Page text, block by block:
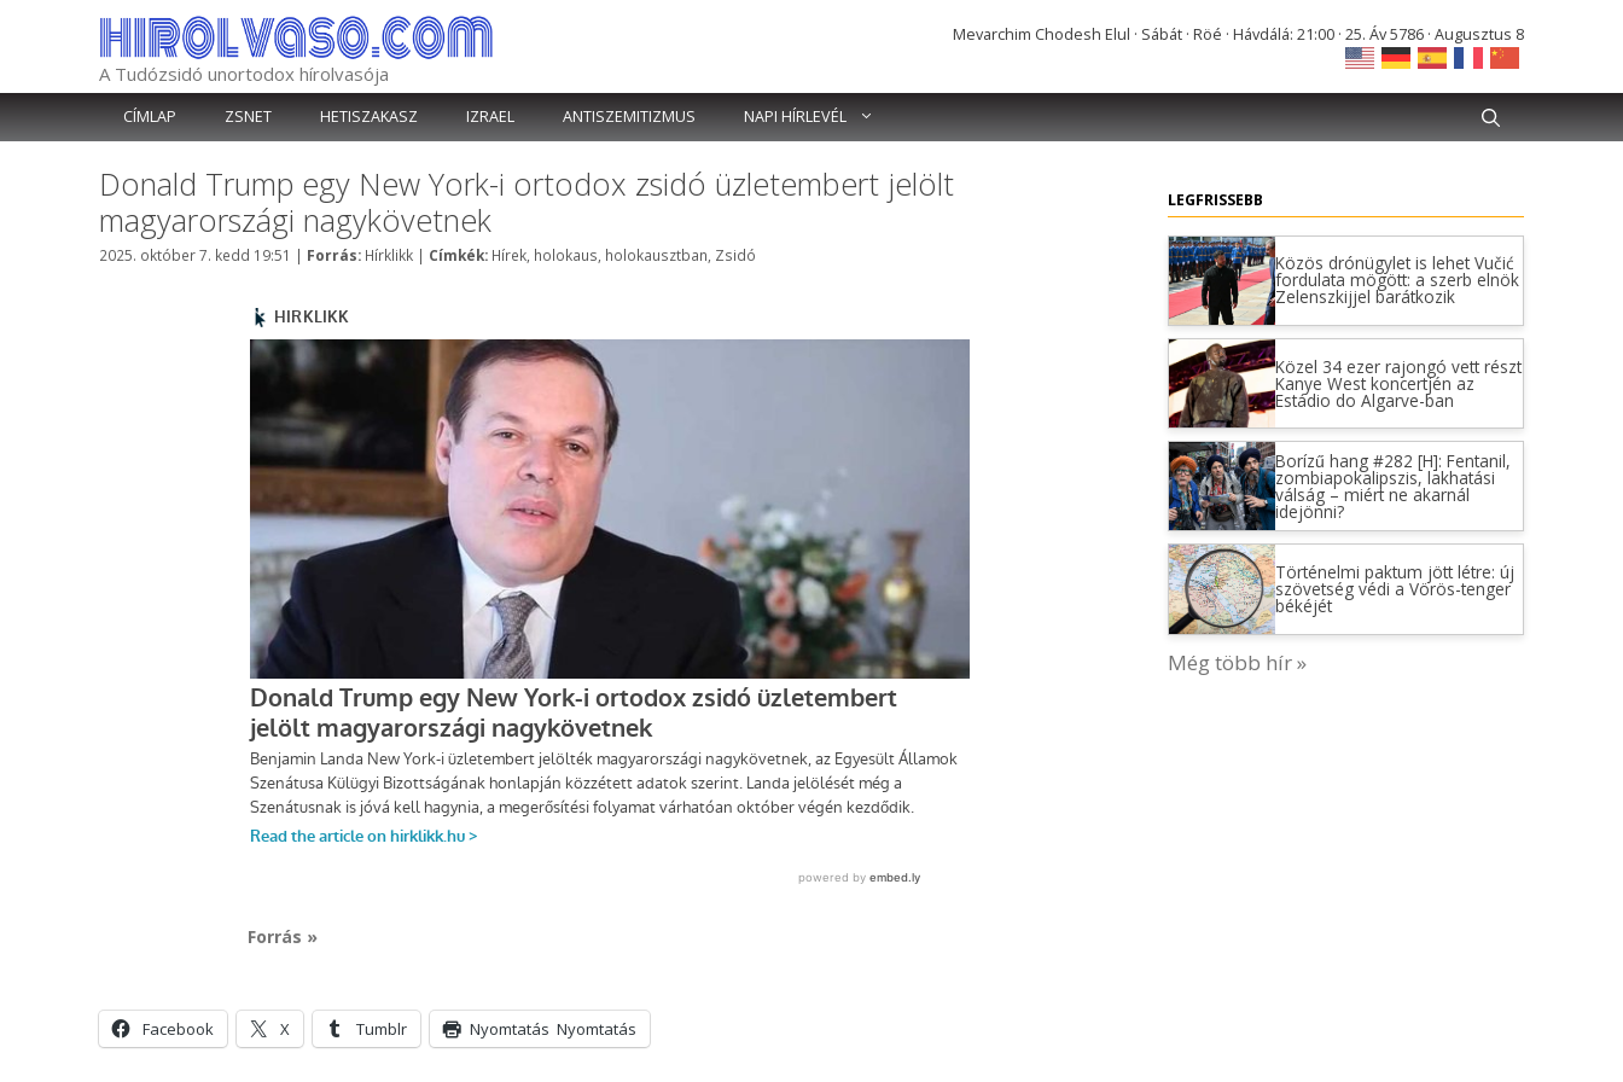
A Tudózsidó unortodox hírolvasója
Mevarchim Chodesh Elul · Sábát · Röé · Hávdálá: 21:00 · 25. Áv 5786 · Augusztus 8
CÍMLAP ZSNET HETISZAKASZ IZRAEL ANTISZEMITIZMUS NAPI HÍRLEVÉL
Donald Trump egy New York-i ortodox zsidó üzletembert jelölt
magyarországi nagykövetnek
2025. október 7. kedd 19:51 | Forrás: Kategória
Hírklikk | Címkék: Címkék
Hírek holokaus holokausztban Zsidó
Forrás »
Facebook X Tumblr Nyomtatás Nyomtatás
LEGFRISSEBB
Közös drónügylet is lehet Vučić
fordulata mögött: a szerb elnök
Zelenszkijjel barátkozik
Közel 34 ezer rajongó vett részt
Kanye West koncertjén az
Estádio do Algarve-ban
Borízű hang #282 [H]: Fentanil,
zombiapokalipszis, lakhatási
válság – miért ne akarnál
idejönni?
Történelmi paktum jött létre: új
szövetség védi a Vörös-tenger
békéjét
Még több hír »